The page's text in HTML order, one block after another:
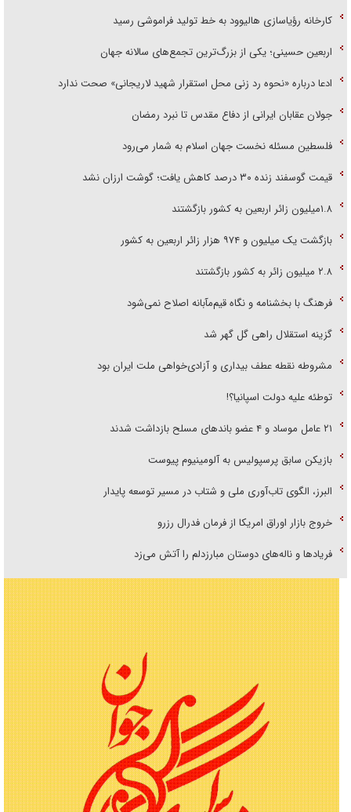
کارخانه رؤیاسازی هالیوود به خط تولید فراموشی رسید
اربعین حسینی؛ یکی از بزرگ‌ترین تجمع‌های سالانه جهان
ادعا درباره «نحوه رد زنی محل استقرار شهید لاریجانی» صحت ندارد
جولان عقابان ایرانی از دفاع مقدس تا نبرد رمضان
فلسطین مسئله نخست جهان اسلام به شمار می‌رود
قیمت گوسفند زنده ۳۰ درصد کاهش یافت؛ گوشت ارزان نشد
۱.۸میلیون زائر اربعین به کشور بازگشتند
بازگشت یک میلیون و ۹۷۴ هزار زائر اربعین به کشور
۲.۸ میلیون زائر به کشور بازگشتند
فرهنگ با بخشنامه و نگاه قیم‌مآبانه اصلاح نمی‌شود
گزینه استقلال راهی گل گهر شد
مشروطه نقطه عطف بیداری و آزادی‌خواهی ملت ایران بود
توطئه علیه دولت اسپانیا؟!
۲۱ عامل موساد و ۴ عضو باند‌های مسلح بازداشت شدند
بازیکن سابق پرسپولیس به آلومینیوم پیوست
البرز، الگوی تاب‌آوری ملی و شتاب در مسیر توسعه پایدار
خروج بازار اوراق امریکا از فرمان فدرال رزرو
فریاد‌ها و ناله‌های دوستان مبارزدلم را آتش می‌زد